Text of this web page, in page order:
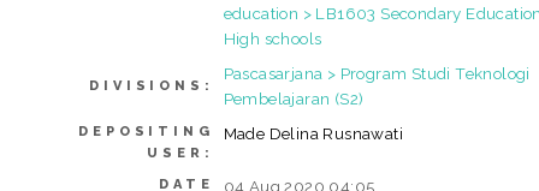
education > LB1603 Secondary
High schools
DIVISIONS:
Pascasarjana > Program Studi Teknologi
Pembelajaran (S2)
DEPOSITING
USER:
Made Delina Rusnawati
DATE 04 Aug 2020 04:05